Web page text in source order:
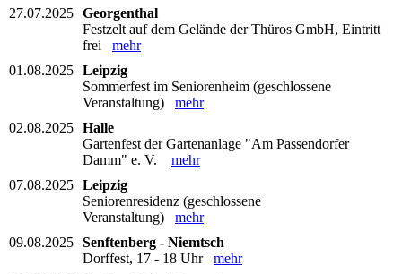
27.07.2025 Georgenthal
Festzelt auf dem Gelände der Thüros GmbH, Eintritt
frei mehr
01.08.2025 Leipzig
Sommerfest im Seniorenheim (geschlossene
Veranstaltung) mehr
02.08.2025 Halle
Gartenfest der Gartenanlage "Am Passendorfer
Damm" e. V. mehr
07.08.2025 Leipzig
Seniorenresidenz (geschlossene
Veranstaltung) mehr
09.08.2025 Senftenberg - Niemtsch
Dorffest, 17 - 18 Uhr mehr